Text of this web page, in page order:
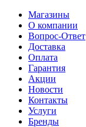
Магазины
О компании
Вопрос-Ответ
Доставка
Оплата
Гарантия
Акции
Новости
Контакты
Услуги
Бренды